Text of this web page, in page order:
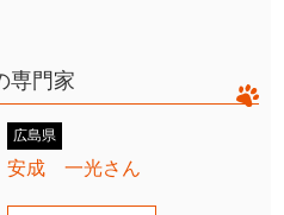
専門家
広島県
安成 一光さん